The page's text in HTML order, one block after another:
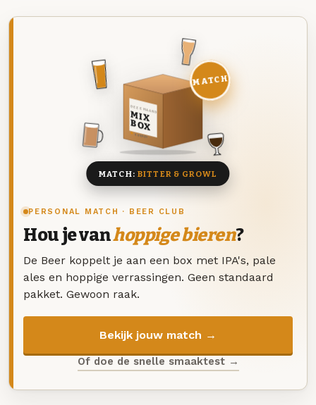
PERSONAL MATCH · BEER CLUB
Hou je vanhoppige bieren?
De Beer koppelt je aan een box met IPA's, pale
ales en hoppige verrassingen. Geen standaard
pakket. Gewoon raak.
Bekijk jouw match →
Of doe de snelle smaaktest →
DEZE MAAND
MIX
BOX
8 BIEREN
MATCH
MATCH: BITTER & GROWL